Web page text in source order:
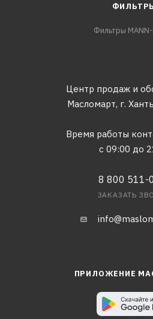
Фильтры MANN-
Центр продаж и
Масломарт, г.
Время работы
с 09:00 до
8 800 511-
ЗАКАЗАТЬ
ПРИЛОЖЕНИЕ